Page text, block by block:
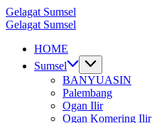
Skip
to
Gelagat Sumsel
Media
Gelagat Sumsel
Cyber
HOME
Sumsel
BANYUASIN
Palembang
Ogan Ilir
Ogan Komering Ilir